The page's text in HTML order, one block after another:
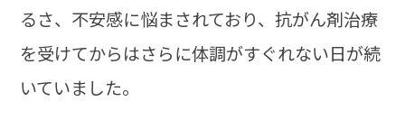
るさ、不安感に悩まされており、抗がん剤治療
を受けてからはさらに体調がすぐれない日が続
いていました。